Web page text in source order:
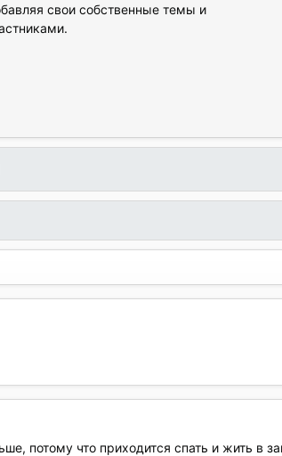
свои собственные темы и
потому что приходится спать и жить в